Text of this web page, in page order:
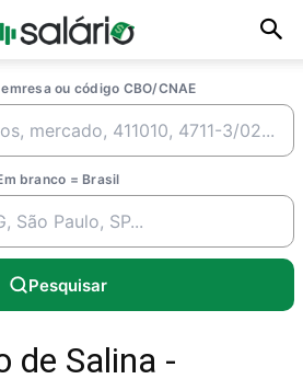
ou código CBO/CNAE
branco = Brasil
Pesquisar
de Salina -